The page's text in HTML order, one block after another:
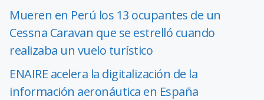
Mueren en Perú los 13 ocupantes de un
Cessna Caravan que se estrelló cuando
realizaba un vuelo turístico
ENAIRE acelera la digitalización de la
información aeronáutica en España